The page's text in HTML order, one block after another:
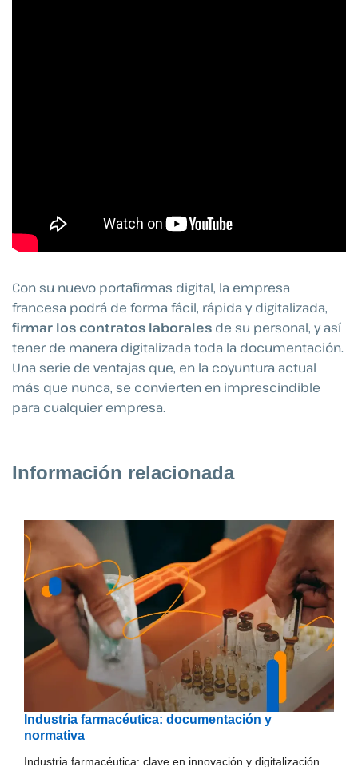
Con su nuevo portafirmas digital, la empresa
francesa podrá de forma fácil, rápida y digitalizada,
firmar los contratos laborales de su personal, y así
tener de manera digitalizada toda la documentación.
Una serie de ventajas que, en la coyuntura actual
más que nunca, se convierten en imprescindible
para cualquier empresa.
Información relacionada
Industria farmacéutica: documentación y
normativa
Industria farmacéutica: clave en innovación y digitalización